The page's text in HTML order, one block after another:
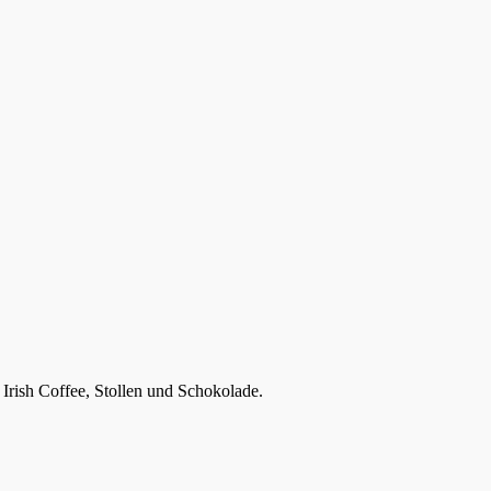
Coffee, Stollen und Schokolade.